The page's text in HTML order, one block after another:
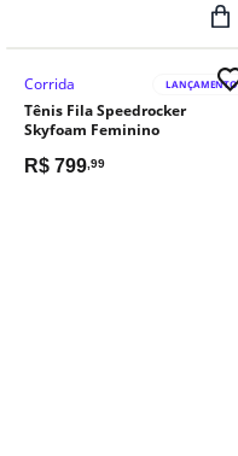
Corrida LANÇAMENTO
Tênis Fila Speedrocker
Skyfoam Feminino
R$ 799 ,99